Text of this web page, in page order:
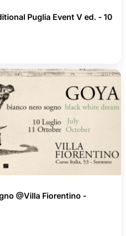
Puglia Event V ed. - 10
@Villa Fiorentino -